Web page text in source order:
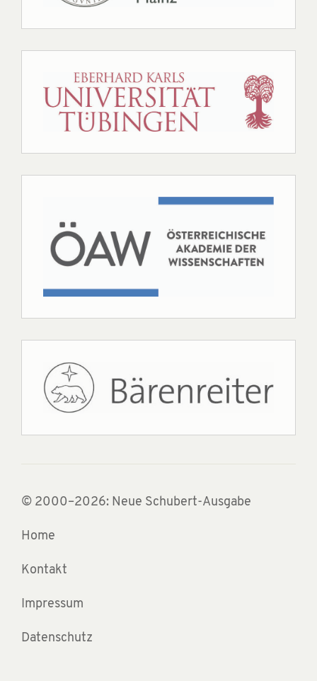
© 2000–2026: Neue Schubert-Ausgabe
Home
Kontakt
Impressum
Datenschutz